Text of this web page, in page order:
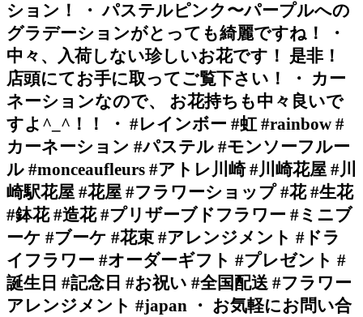
ション！ ・ パステルピンク〜パープルへの
グラデーションがとっても綺麗ですね！ ・
中々、入荷しない珍しいお花です！ 是非！
店頭にてお手に取ってご覧下さい！ ・ カー
ネーションなので、 お花持ちも中々良いで
すよ^_^！！ ・ #レインボー #虹 #rainbow #
カーネーション #パステル #モンソーフルー
ル #monceaufleurs #アトレ川崎 #川崎花屋 #川
崎駅花屋 #花屋 #フラワーショップ #花 #生花
#鉢花 #造花 #プリザーブドフラワー #ミニブ
ーケ #ブーケ #花束 #アレンジメント #ドラ
イフラワー #オーダーギフト #プレゼント #
誕生日 #記念日 #お祝い #全国配送 #フラワー
アレンジメント #japan ・ お気軽にお問い合